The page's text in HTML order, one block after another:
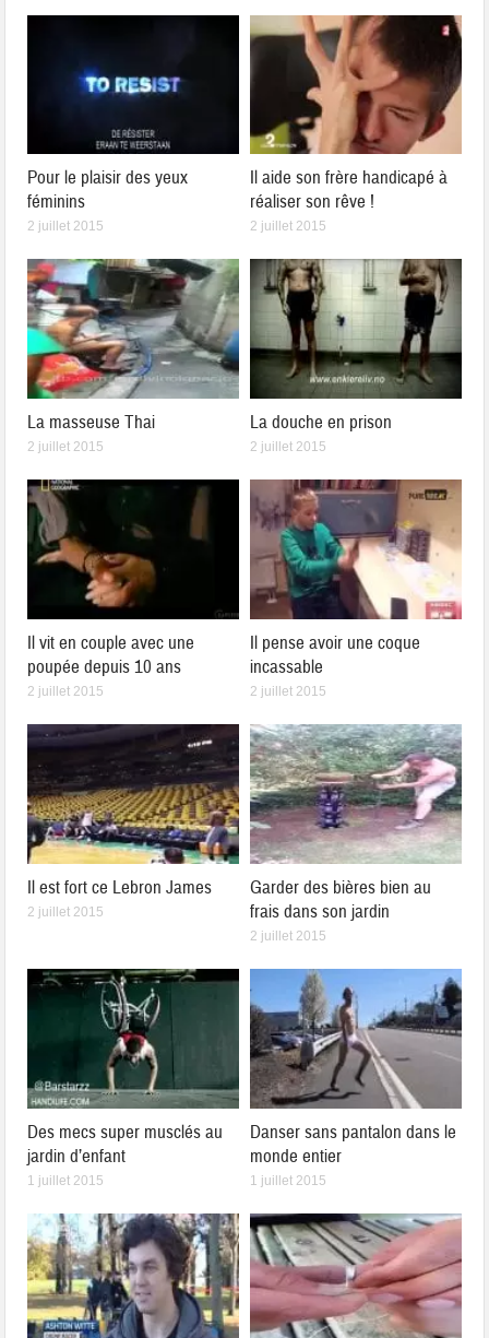
Pour le plaisir des yeux
féminins
2 juillet 2015
Il aide son frère handicapé à
réaliser son rêve !
2 juillet 2015
La masseuse Thai
2 juillet 2015
La douche en prison
2 juillet 2015
Il vit en couple avec une
poupée depuis 10 ans
2 juillet 2015
Il pense avoir une coque
incassable
2 juillet 2015
Il est fort ce Lebron James
2 juillet 2015
Garder des bières bien au
frais dans son jardin
2 juillet 2015
Des mecs super musclés au
jardin d’enfant
1 juillet 2015
Danser sans pantalon dans le
monde entier
1 juillet 2015